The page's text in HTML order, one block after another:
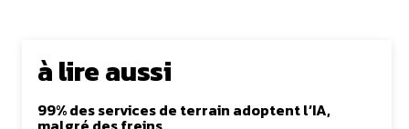
à lire aussi
99% des services de terrain adoptent l’IA,